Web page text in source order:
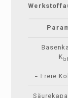
K
= Freie